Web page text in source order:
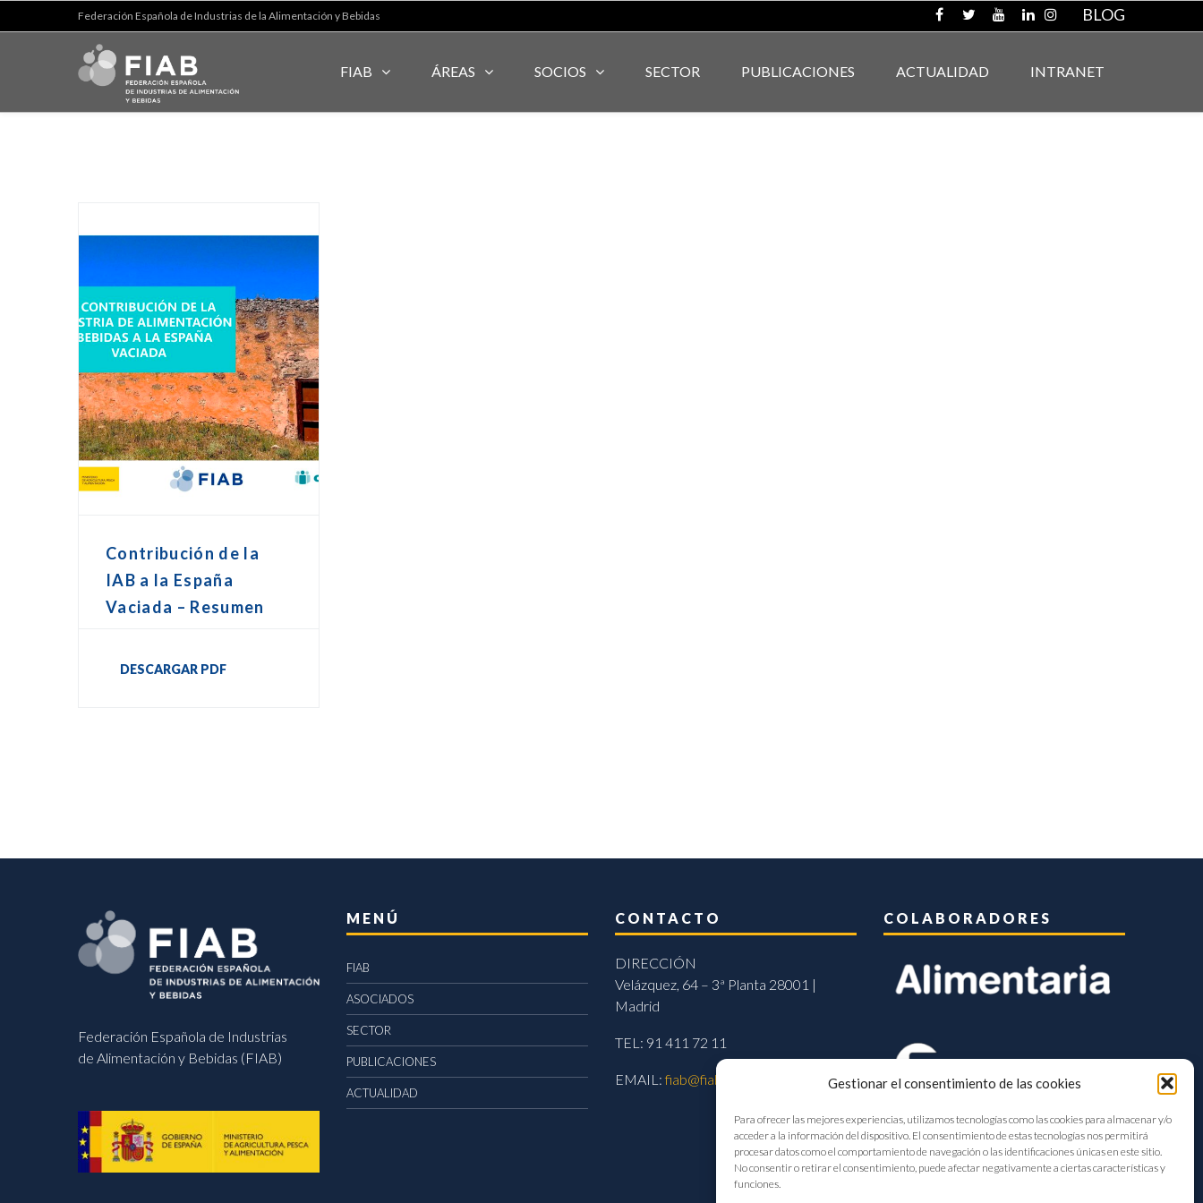
Gestionar el consentimiento de las cookies
Para ofrecer las mejores experiencias, utilizamos tecnologías como las cookies para almacenar y/o
acceder a la información del dispositivo. El consentimiento de estas tecnologías nos permitirá
procesar datos como el comportamiento de navegación o las identificaciones únicas en este sitio.
No consentir o retirar el consentimiento, puede afectar negativamente a ciertas características y
funciones.
Federación Española de Industrias de la Alimentación y Bebidas BLOG
FIAB ÁREAS SOCIOS SECTOR PUBLICACIONES ACTUALIDAD INTRANET
Contribución de la
IAB a la España
Vaciada – Resumen
DESCARGAR PDF
Federación Española de Industrias
de Alimentación y Bebidas (FIAB)
MENÚ
FIAB
ASOCIADOS
SECTOR
PUBLICACIONES
ACTUALIDAD
CONTACTO
DIRECCIÓN
Velázquez, 64 – 3ª Planta 28001 |
Madrid
TEL: 91 411 72 11
EMAIL:fiab@fiab.es
COLABORADORES